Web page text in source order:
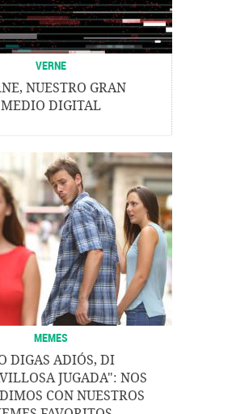
VERNE
NUESTRO GRAN
MEDIO DIGITAL
MEMES
DIGAS ADIÓS, DI
JUGADA": NOS
CON NUESTROS